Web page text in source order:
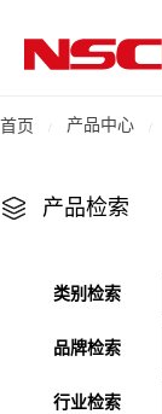
首页 产品中心
产品检索
类别检索
品牌检索
行业检索